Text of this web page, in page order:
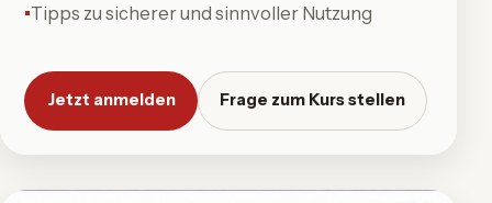
Tipps zu sicherer und sinnvoller Nutzung
Jetzt anmelden Frage zum Kurs stellen